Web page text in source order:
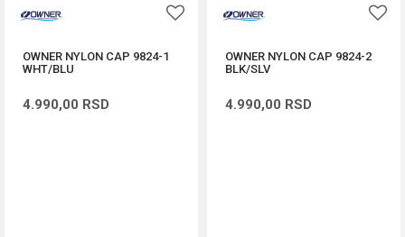
OWNER NYLON CAP 9824-1
WHT/BLU
4.990,00 RSD
OWNER NYLON CAP 9824-2
BLK/SLV
4.990,00 RSD